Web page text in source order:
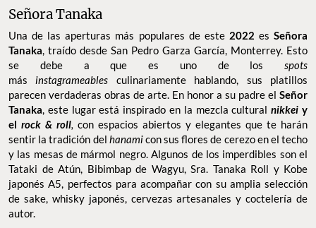
Señora Tanaka
Una de las aperturas más populares de este 2022 esSeñora
Tanaka, traído desde San Pedro Garza García, Monterrey. Esto
se debe a que es uno de los spots
másinstagrameables culinariamente hablando, sus platillos
parecen verdaderas obras de arte. En honor a su padre el Señor
Tanaka, este lugar está inspirado en la mezcla cultural nikkeiy
el rock & roll, con espacios abiertos y elegantes que te harán
sentir la tradición del hanamicon sus flores de cerezo en el techo
y las mesas de mármol negro. Algunos de los imperdibles son el
Tataki de Atún, Bibimbap de Wagyu, Sra. Tanaka Roll y Kobe
japonés A5, perfectos para acompañar con su amplia selección
de sake, whisky japonés, cervezas artesanales y coctelería de
autor.